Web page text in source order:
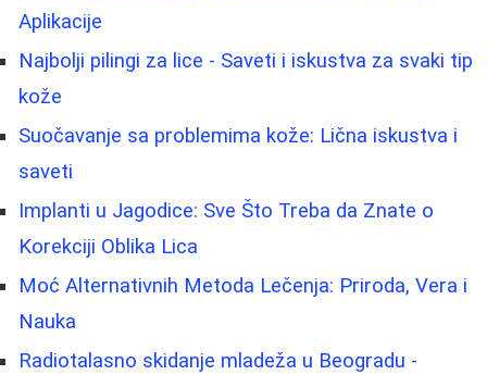
Aplikacije
Najbolji pilingi za lice - Saveti i iskustva za svaki tip
kože
Suočavanje sa problemima kože: Lična iskustva i
saveti
Implanti u Jagodice: Sve Što Treba da Znate o
Korekciji Oblika Lica
Moć Alternativnih Metoda Lečenja: Priroda, Vera i
Nauka
Radiotalasno skidanje mladeža u Beogradu -